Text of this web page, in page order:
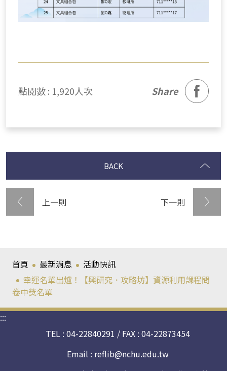
點閱數 : 1,920人次 Share
facebook
上一則
BACK
下一則
首頁 最新消息
活動快訊
幸運名單出爐！【興研究．攻略坊】資源利用課程問
卷中獎名單
:::
TEL : 04-22840291 / FAX : 04-22873454
Email : reflib@nchu.edu.tw